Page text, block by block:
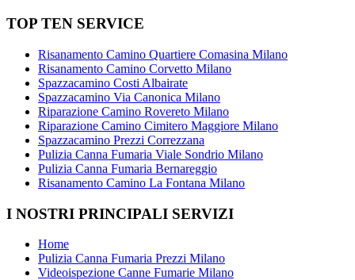
TOP TEN SERVICE
Risanamento Camino Quartiere Comasina Milano
Risanamento Camino Corvetto Milano
Spazzacamino Costi Albairate
Spazzacamino Via Canonica Milano
Riparazione Camino Rovereto Milano
Riparazione Camino Cimitero Maggiore Milano
Spazzacamino Prezzi Correzzana
Pulizia Canna Fumaria Viale Sondrio Milano
Pulizia Canna Fumaria Bernareggio
Risanamento Camino La Fontana Milano
I NOSTRI PRINCIPALI SERVIZI
Home
Pulizia Canna Fumaria Prezzi Milano
Videoispezione Canne Fumarie Milano